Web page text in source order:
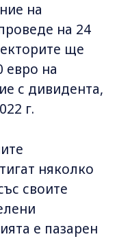
на
на 24
ще
евро на
с дивидента,
г.
няколко
своите
е пазарен